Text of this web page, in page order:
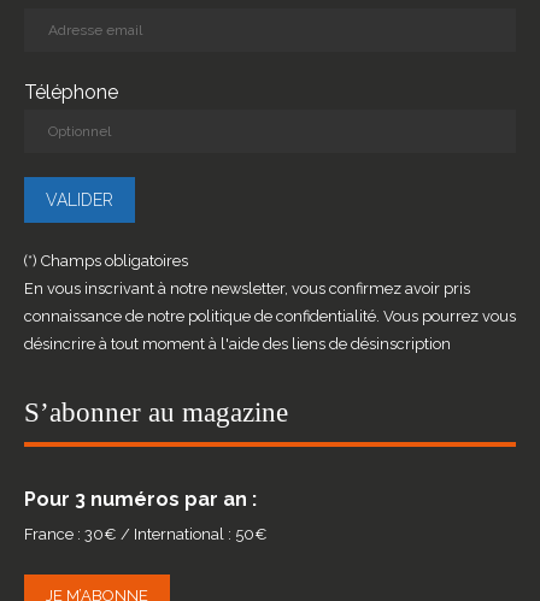
Téléphone
(*) Champs obligatoires
En vous inscrivant à notre newsletter, vous confirmez avoir pris
connaissance de notre politique de confidentialité. Vous pourrez vous
désincrire à tout moment à l'aide des liens de désinscription
S’abonner au magazine
Pour 3 numéros par an :
France : 30€ / International : 50€
JE M’ABONNE